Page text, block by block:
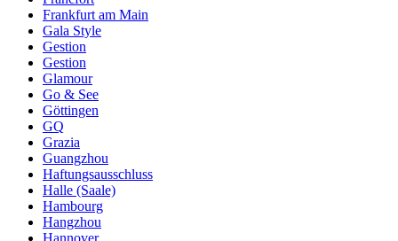
Frankfurt am Main
Gala Style
Gestion
Gestion
Glamour
Go & See
Göttingen
GQ
Grazia
Guangzhou
Haftungsausschluss
Halle (Saale)
Hambourg
Hangzhou
Hannover